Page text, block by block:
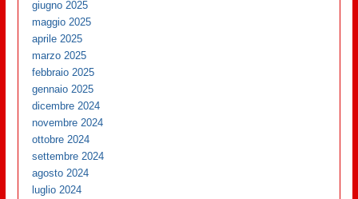
giugno 2025
maggio 2025
aprile 2025
marzo 2025
febbraio 2025
gennaio 2025
dicembre 2024
novembre 2024
ottobre 2024
settembre 2024
agosto 2024
luglio 2024